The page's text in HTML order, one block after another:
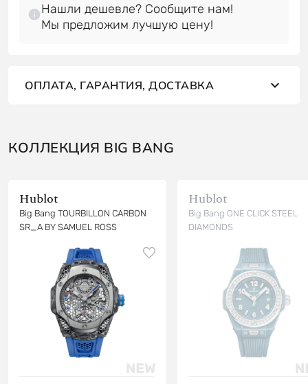
Нашли дешевле? Сообщите нам!
ОПЛАТА, ГАРАНТИЯ, ДОСТАВКА
КОЛЛЕКЦИЯ BIG BANG
Hublot
Big Bang TOURBILLON CARBON
SR_A BY SAMUEL ROSS
Hublot
Big Bang ONE CLICK STEEL
DIAMONDS